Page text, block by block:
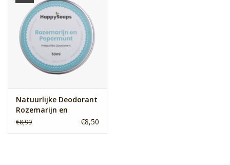
Natuurlijke Deodorant
Rozemarijn en
Pepermunt
€8,99 €8,50